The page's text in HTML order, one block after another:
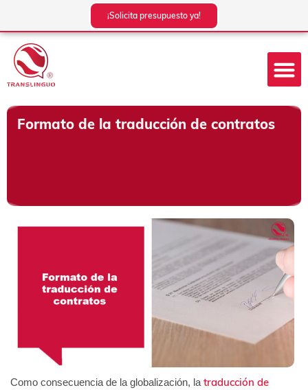
contenido
¡Solicita presupuesto ya!
Formato de la traducción de contratos
Como consecuencia de la globalización, la traducción de